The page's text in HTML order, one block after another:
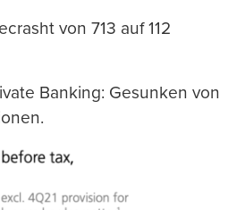
von 713 auf 112
Banking: Gesunken von